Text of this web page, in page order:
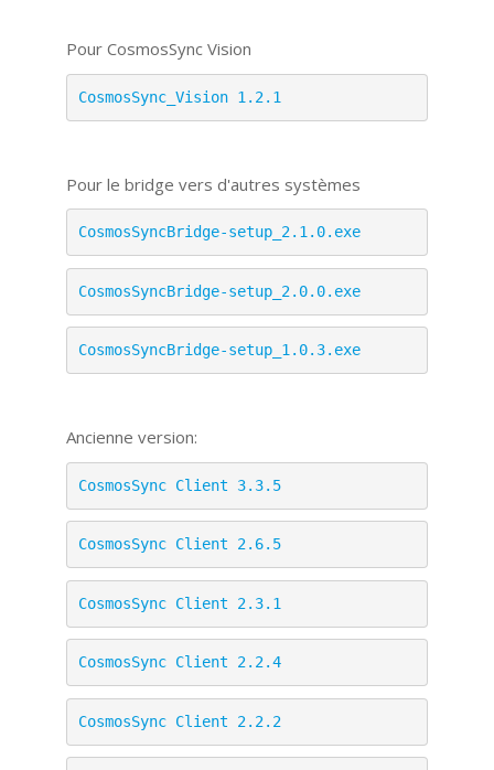
Pour CosmosSync Vision
CosmosSync_Vision 1.2.1
Pour le bridge vers d'autres systèmes
CosmosSyncBridge-setup_2.1.0.exe
CosmosSyncBridge-setup_2.0.0.exe
CosmosSyncBridge-setup_1.0.3.exe
Ancienne version:
CosmosSync Client 3.3.5
CosmosSync Client 2.6.5
CosmosSync Client 2.3.1
CosmosSync Client 2.2.4
CosmosSync Client 2.2.2